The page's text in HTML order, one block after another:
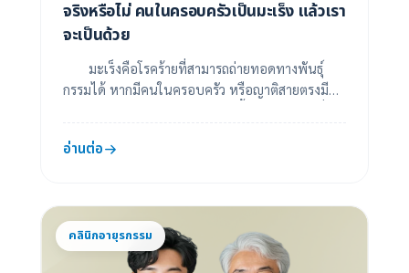
จริงหรือไม่ คนในครอบครัวเป็นมะเร็ง แล้วเรา
จะเป็นด้วย
มะเร็งคือโรคร้ายที่สามารถถ่ายทอดทางพันธุ์
กรรมได้ หากมีคนในครอบครัว หรือญาติสายตรงมี
อ่านต่อ
คลินิกอายุรกรรม